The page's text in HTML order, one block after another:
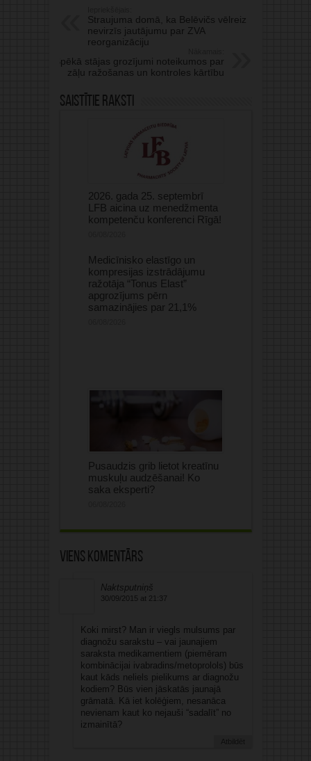
Straujuma domā, ka Belēvičs vēlreiz
nevirzīs jautājumu par ZVA
reorganizāciju
Spēkā stājas grozījumi noteikumos par
zāļu ražošanas un kontroles kārtību
Saistītie raksti
2026. gada 25. septembrī
LFB aicina uz menedžmenta
kompetenču konferenci Rīgā!
Medicīnisko elastīgo un
kompresijas izstrādājumu
ražotāja “Tonus Elast”
apgrozījums pērn
samazinājies par 21,1%
Pusaudzis grib lietot kreatīnu
muskuļu audzēšanai! Ko
saka eksperti?
Viens komentārs
Naktsputniņš
30/09/2015 at 21:37
Koki mirst? Man ir viegls mulsums par
diagnožu sarakstu – vai jaunajiem
saraksta medikamentiem (piemēram
kombinācijai ivabradins/metoprolols) būs
kaut kāds neliels pielikums ar diagnožu
kodiem? Būs vien jāskatās jaunajā
grāmatā. Kā iet kolēģiem, nesanāca
nevienam kaut ko nejauši “sadalīt” no
izmainītā?
Atbildēt